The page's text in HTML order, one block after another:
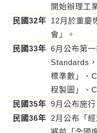
開始辦理工
民國32年
12月於重慶
會」。
民國33年 6月公布第
Standards
標準數」、
程製圖」、
民國35年 9月公布施行
民國36年
2月公布「